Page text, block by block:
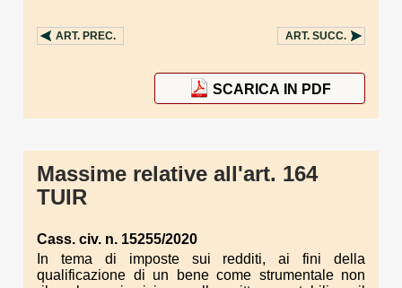
ART. PREC. ART. SUCC.
SCARICA IN PDF
Massime relative all'art. 164
TUIR
Cass. civ. n. 15255/2020
In tema di imposte sui redditi, ai fini della
qualificazione di un bene come strumentale non